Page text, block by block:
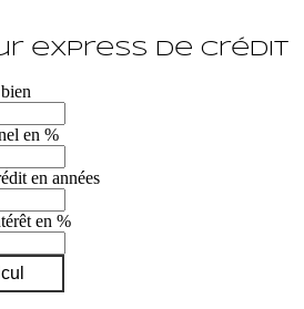
express de crédit
en %
en années
en %